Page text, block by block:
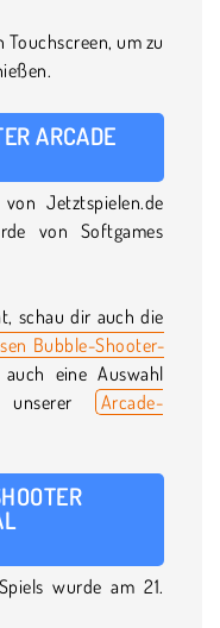
Touchscreen, um zu
ARCADE
Jetztspielen.de
von Softgames
schau dir auch die
Bubble-Shooter-
eine Auswahl
unserer
Arcade-
wurde am 21.